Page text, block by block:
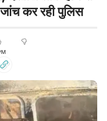
कर रही पुलिस